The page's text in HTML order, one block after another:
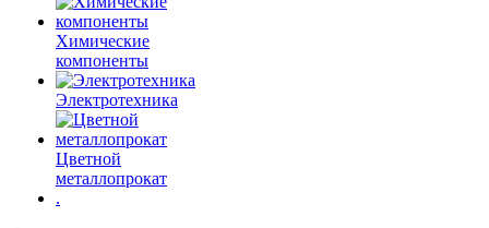
Химические
компоненты
Электротехника
Цветной
металлопрокат
.